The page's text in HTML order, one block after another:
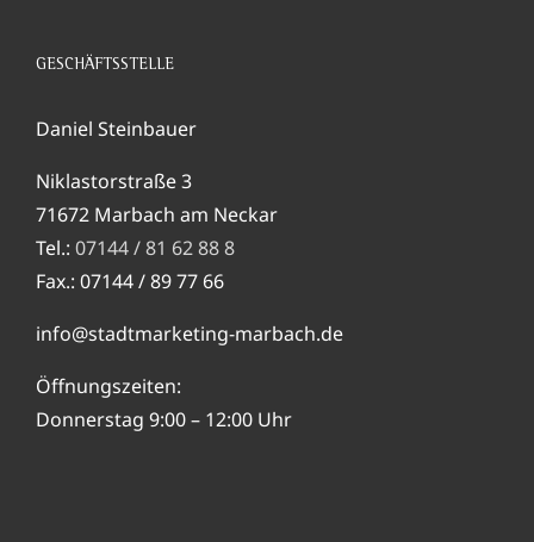
GESCHÄFTSSTELLE
Daniel Steinbauer
Niklastorstraße 3
71672 Marbach am Neckar
Tel.: 07144 / 81 62 88 8
Fax.: 07144 / 89 77 66
info@stadtmarketing-marbach.de
Öffnungszeiten:
Donnerstag 9:00 – 12:00 Uhr